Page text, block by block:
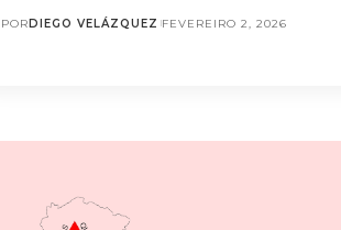
PORDIEGO VELÁZQUEZ FEVEREIRO 2, 2026